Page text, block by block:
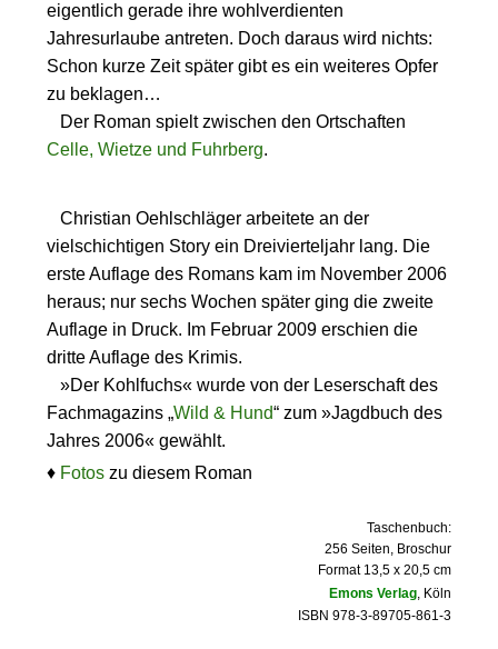
eigentlich gerade ihre wohlverdienten
Jahresurlaube antreten. Doch daraus wird nichts:
Schon kurze Zeit später gibt es ein weiteres Opfer
zu beklagen…
Der Roman spielt zwischen den Ortschaften
Celle, Wietze und Fuhrberg.
Christian Oehlschläger arbeitete an der
vielschichtigen Story ein Dreivierteljahr lang. Die
erste Auflage des Romans kam im November 2006
heraus; nur sechs Wochen später ging die zweite
Auflage in Druck. Im Februar 2009 erschien die
dritte Auflage des Krimis.
»Der Kohlfuchs« wurde von der Leserschaft des
Fachmagazins „Wild & Hund“ zum »Jagdbuch des
Jahres 2006« gewählt.
♦ Fotos zu diesem Roman
Taschenbuch:
256 Seiten, Broschur
Format 13,5 x 20,5 cm
Emons Verlag, Köln
ISBN 978-3-89705-861-3